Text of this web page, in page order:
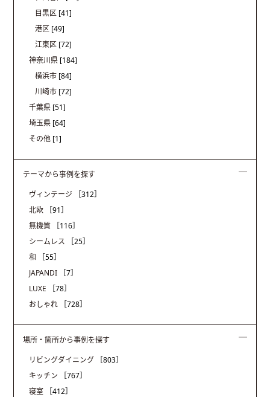
目黒区 [41]
港区 [49]
江東区 [72]
神奈川県 [184]
横浜市 [84]
川崎市 [72]
千葉県 [51]
埼玉県 [64]
その他 [1]
テーマから事例を探す
ヴィンテージ
［312］
北欧
［91］
無機質
［116］
シームレス
［25］
和
［55］
JAPANDI
［7］
LUXE
［78］
おしゃれ
［728］
場所・箇所から事例を探す
リビングダイニング
［803］
キッチン
［767］
寝室
［412］